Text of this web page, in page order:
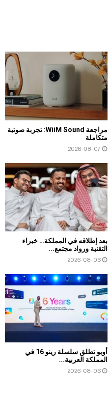
مراجعة WiiM Sound: تجربة صوتية
متكاملة
2026-08-07
بعد إطلاقه في المملكة… خبراء
التقنية ورواد مجتمع...
2026-08-06
أوبو تطلق سلسلة رينو 16 في
المملكة العربية...
2026-08-06